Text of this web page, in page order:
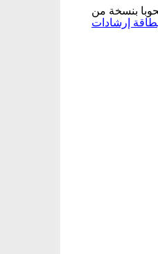
بنسخة من
إرشادات